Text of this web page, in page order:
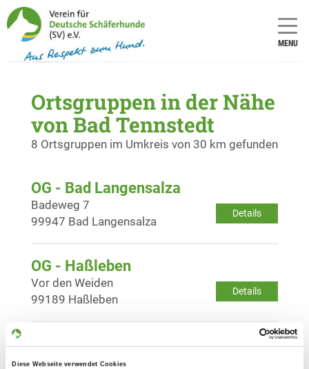
Diese Webseite verwendet Cookies
MENU
Ortsgruppen in der Nähe
von Bad Tennstedt
8 Ortsgruppen im Umkreis von 30 km gefunden
OG - Bad Langensalza
Details
Badeweg 7
99947 Bad Langensalza
OG - Haßleben
Details
Vor den Weiden
99189 Haßleben
OG - Sonneborn e.V.
Am Rabtal 264a